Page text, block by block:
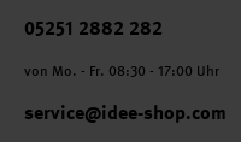
Telefonnummer
05251 2882 282
von Mo. - Fr. 08:30 - 17:00 Uhr
service@idee-shop.com